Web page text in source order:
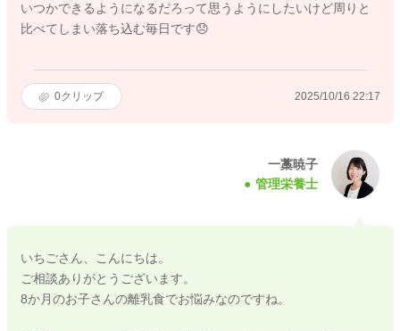
いつかできるようになるだろって思うようにしたいけど周りと
比べてしまい落ち込む毎日です😞
0クリップ 2025/10/16 22:17
一藁暁子
管理栄養士
いちごさん、こんにちは。
ご相談ありがとうございます。
8か月のお子さんの離乳食でお悩みなのですね。